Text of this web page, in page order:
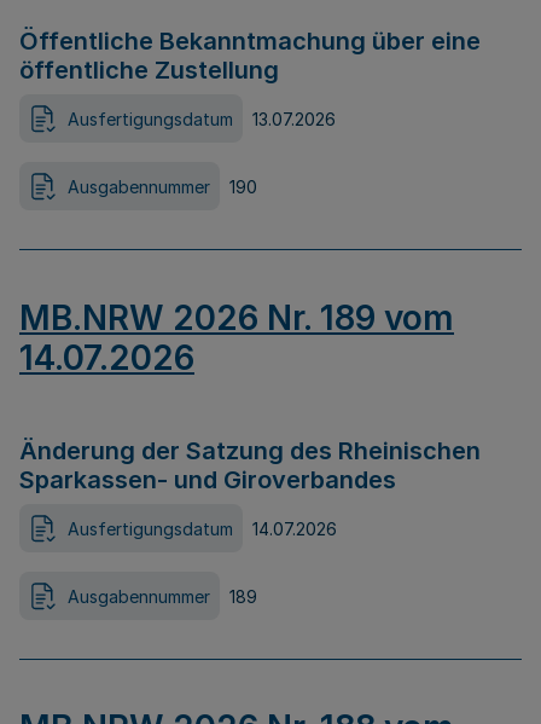
Öffentliche Bekanntmachung über eine
öffentliche Zustellung
Ausfertigungsdatum 13.07.2026
Ausgabennummer 190
MB.NRW 2026 Nr. 189 vom
14.07.2026
Änderung der Satzung des Rheinischen
Sparkassen- und Giroverbandes
Ausfertigungsdatum 14.07.2026
Ausgabennummer 189